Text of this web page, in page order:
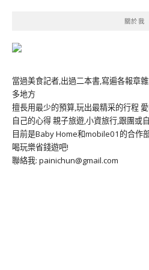
關於我
當過美食記者,出過二本書,寫遍各報章
多地方
擅長用最少的預算,玩出最精采的行程
自己的心得 親子旅遊,小資旅行,跟團或
目前是Baby Home和mobile01的合作
喝玩樂省錢遊吧!
聯絡我: painichun@gmail.com